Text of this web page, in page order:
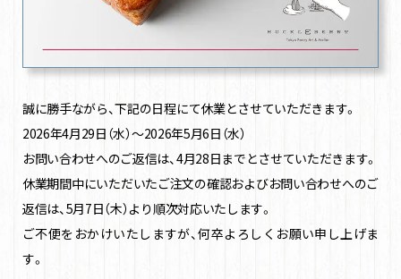
誠に勝手ながら、下記の日程にて休業とさせていただきます。
2026年4月29日（水）〜2026年5月6日（水）
お問い合わせへのご返信は、4月28日までとさせていただきます。
休業期間中にいただいたご注文の確認およびお問い合わせへのご
返信は、5月7日（木）より順次対応いたします。
ご不便をおかけいたしますが、何卒よろしくお願い申し上げま
す。